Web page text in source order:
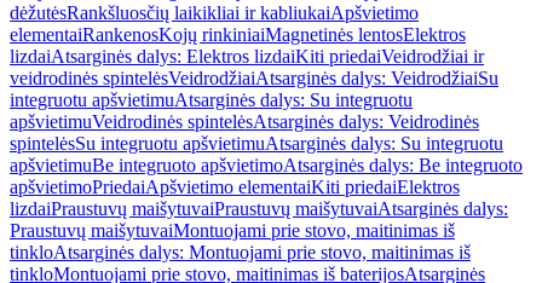
dėžutėsRankšluosčių laikikliai ir kabliukaiApšvietimo
elementaiRankenosKojų rinkiniaiMagnetinės lentosElektros
lizdaiAtsarginės dalys: Elektros lizdaiKiti priedaiVeidrodžiai ir
veidrodinės spintelėsVeidrodžiaiAtsarginės dalys: VeidrodžiaiSu
integruotu apšvietimuAtsarginės dalys: Su integruotu
apšvietimuVeidrodinės spintelėsAtsarginės dalys: Veidrodinės
spintelėsSu integruotu apšvietimuAtsarginės dalys: Su integruotu
apšvietimuBe integruoto apšvietimoAtsarginės dalys: Be integruoto
apšvietimoPriedaiApšvietimo elementaiKiti priedaiElektros
lizdaiPraustuvų maišytuvaiPraustuvų maišytuvaiAtsarginės dalys:
Praustuvų maišytuvaiMontuojami prie stovo, maitinimas iš
tinkloAtsarginės dalys: Montuojami prie stovo, maitinimas iš
tinkloMontuojami prie stovo, maitinimas iš baterijosAtsarginės